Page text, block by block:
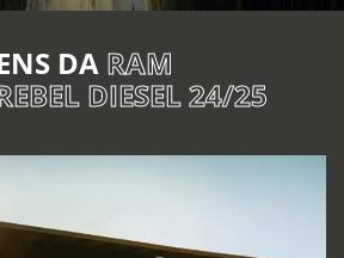
DA RAM
DIESEL 24/25